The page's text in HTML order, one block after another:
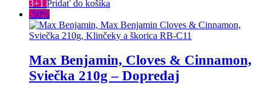
3+1 Pridať do košíka
-50%
Max Benjamin, Cloves & Cinnamon,
Sviečka 210g – Dopredaj